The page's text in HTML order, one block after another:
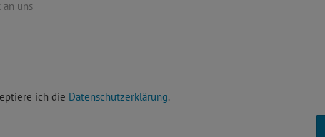
ich die Datenschutzerklärung.